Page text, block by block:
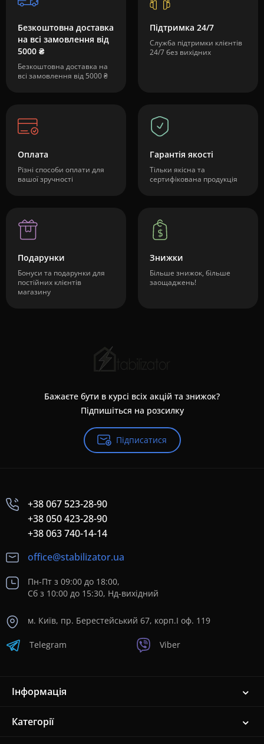
Безкоштовна доставка
на всі замовлення від
5000 ₴
Безкоштовна доставка на
всі замовлення від 5000 ₴
Підтримка 24/7
Служба підтримки клієнтів
24/7 без вихідних
Оплата
Різні способи оплати для
вашої зручності
Гарантія якості
Тільки якісна та
сертифікована продукція
Подарунки
Бонуси та подарунки для
постійних клієнтів
магазину
Знижки
Більше знижок, більше
заощаджень!
Бажаєте бути в курсі всіх акцій та знижок?
Підпишіться на розсилку
Підписатися
+38 067 523-28-90
+38 050 423-28-90
+38 063 740-14-14
office@stabilizator.ua
Пн-Пт з 09:00 до 18:00,
Сб з 10:00 до 15:30, Нд-вихідний
м. Київ, пр. Берестейський 67, корп.I оф. 119
Telegram Viber
Інформація
Категорії